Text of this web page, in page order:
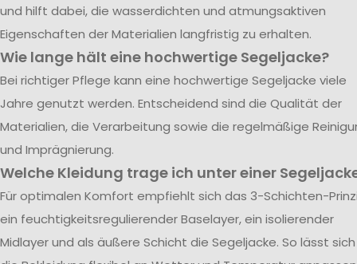
und hilft dabei, die wasserdichten und atmungsaktiven
Eigenschaften der Materialien langfristig zu erhalten.
Wie lange hält eine hochwertige Segeljacke?
Bei richtiger Pflege kann eine hochwertige Segeljacke viele
Jahre genutzt werden. Entscheidend sind die Qualität der
Materialien, die Verarbeitung sowie die regelmäßige
und Imprägnierung.
Welche Kleidung trage ich unter einer
Für optimalen Komfort empfiehlt sich das 3-Schichten-
ein feuchtigkeitsregulierender Baselayer, ein isolierender
Midlayer und als äußere Schicht die Segeljacke. So lässt sich